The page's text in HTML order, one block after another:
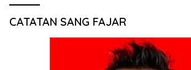
CATATAN SANG FAJAR